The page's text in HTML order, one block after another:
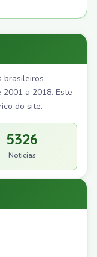
brasileiros
a 2018. Este
do site.
5326
Noticias